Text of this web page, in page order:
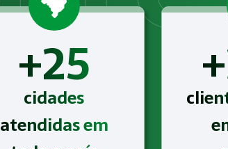
+25
cidades
atendidas em